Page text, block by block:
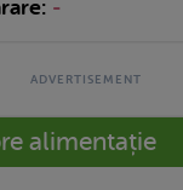
-
alimentație